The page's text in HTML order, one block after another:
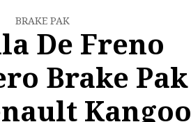
BRAKE PAK
De Freno
Brake Pak
Kangoo